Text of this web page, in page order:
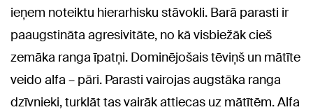
ieņem noteiktu hierarhisku stāvokli. Barā parasti ir
paaugstināta agresivitāte, no kā visbiežāk cieš
zemāka ranga īpatņi. Dominējošais tēviņš un mātīte
veido alfa – pāri. Parasti vairojas augstāka ranga
dzīvnieki, turklāt tas vairāk attiecas uz mātītēm. Alfa